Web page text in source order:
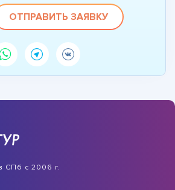
ОТПРАВИТЬ ЗАЯВКУ
СПб с 2006 г.